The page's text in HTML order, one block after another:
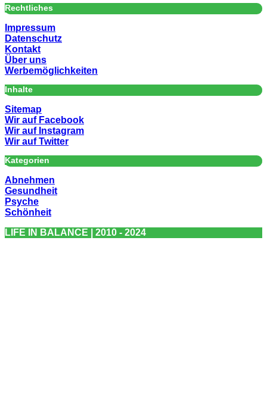
Rechtliches
Impressum
Datenschutz
Kontakt
Über uns
Werbemöglichkeiten
Inhalte
Sitemap
Wir auf Facebook
Wir auf Instagram
Wir auf Twitter
Kategorien
Abnehmen
Gesundheit
Psyche
Schönheit
LIFE IN BALANCE | 2010 - 2024